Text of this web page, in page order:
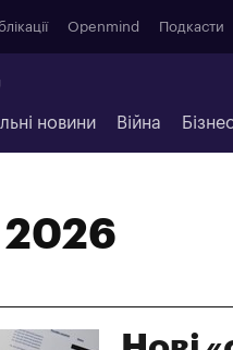
Openmind Подкасти
новини Війна